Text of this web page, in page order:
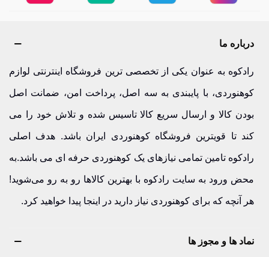
درباره ما
رادکوه به عنوان یکی از تخصصی ترین فروشگاه اینترنتی لوازم
کوهنوردی، با پایبندی به سه اصل، پرداخت امن، ضمانت اصل
بودن کالا و ارسال سریع کالا تاسیس شده و تلاش خود را می
کند تا قویترین فروشگاه کوهنوردی ایران باشد. هدف اصلی
رادکوه تامین تمامی نیازهای یک کوهنوردی حرفه ای می باشد.به
محض ورود به سایت رادکوه با بهترین کالاها رو به رو می‌شوید!
هر آنچه که برای کوهنوردی نیاز دارید در اینجا پیدا خواهید کرد.
نماد ها و مجوز ها